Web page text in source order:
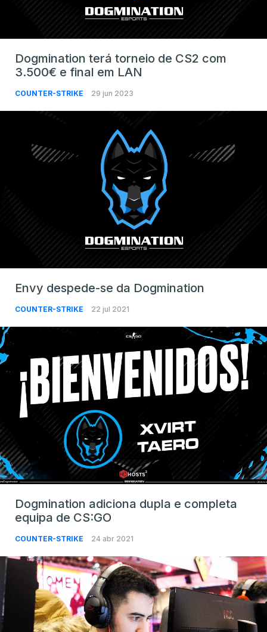
Dogmination terá torneio de CS2 com
3.500€ e final em LAN
COUNTER-STRIKE 29 jun 2023
Envy despede-se da Dogmination
COUNTER-STRIKE 22 jul 2021
Dogmination adiciona dupla e completa
equipa de CS:GO
COUNTER-STRIKE 24 abr 2021